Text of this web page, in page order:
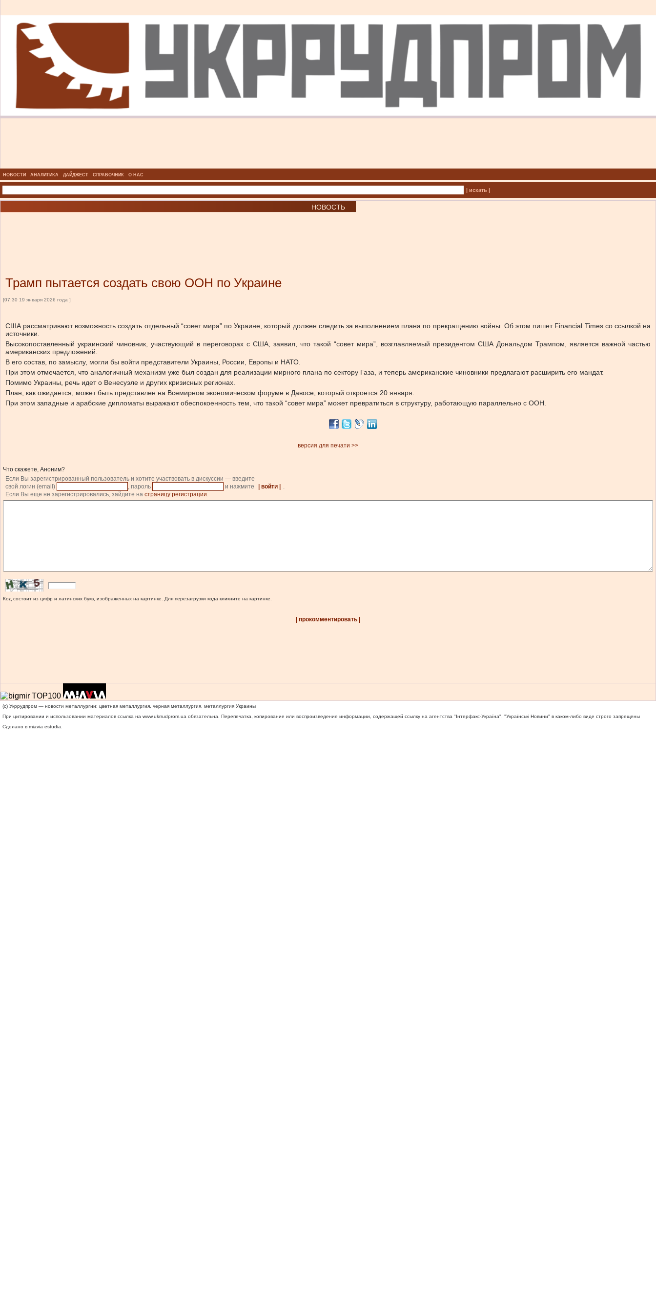
НОВОСТИ АНАЛИТИКА ДАЙДЖЕСТ СПРАВОЧНИК О НАС
| искать |
НОВОСТЬ
Трамп пытается создать свою ООН по Украине
[07:30 19 января 2026 года ]
США рассматривают возможность создать отдельный “совет мира” по Украине, который должен следить за выполнением плана по прекращению войны. Об этом пишет Financial Times со ссылкой на
источники.
Высокопоставленный украинский чиновник, участвующий в переговорах с США, заявил, что такой “совет мира”, возглавляемый президентом США Дональдом Трампом, является важной частью
американских предложений.
В его состав, по замыслу, могли бы войти представители Украины, России, Европы и НАТО.
При этом отмечается, что аналогичный механизм уже был создан для реализации мирного плана по сектору Газа, и теперь американские чиновники предлагают расширить его мандат.
Помимо Украины, речь идет о Венесуэле и других кризисных регионах.
План, как ожидается, может быть представлен на Всемирном экономическом форуме в Давосе, который откроется 20 января.
При этом западные и арабские дипломаты выражают обеспокоенность тем, что такой “совет мира” может превратиться в структуру, работающую параллельно с ООН.
версия для печати >>
Что скажете, Аноним?
Если Вы зарегистрированный пользователь и хотите участвовать в дискуссии — введите
свой логин (email)
, пароль и нажмите | войти |
.
Если Вы еще не зарегистрировались, зайдите на страницу регистрации.
Код состоит из цифр и латинских букв, изображенных на картинке. Для перезагрузки кода кликните на картинке.
| прокомментировать |
(c) Укррудпром — новости металлургии: цветная металлургия, черная металлургия, металлургия Украины
При цитировании и использовании материалов ссылка на www.ukrrudprom.ua обязательна. Перепечатка, копирование или воспроизведение информации, содержащей ссылку на агентства "Iнтерфакс-Україна", "Українськi Новини" в каком-либо виде строго запрещены
Сделано в miavia estudia.